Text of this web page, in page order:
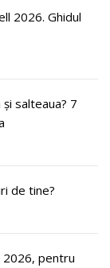
2026. Ghidul
salteaua? 7
de tine?
2026, pentru